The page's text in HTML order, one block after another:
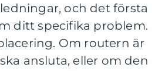
och det första
ditt specifika problem.
Om routern är
ansluta, eller om den